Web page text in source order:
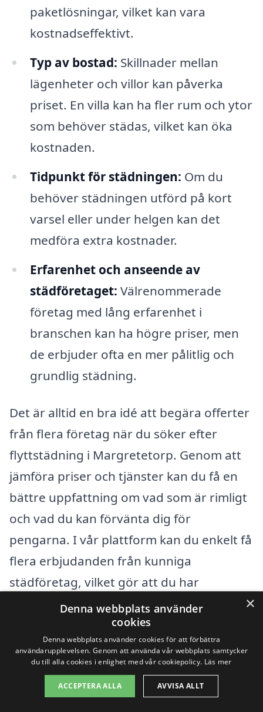
paketlösningar, vilket kan vara
kostnadseffektivt.
Typ av bostad: Skillnader mellan
lägenheter och villor kan påverka
priset. En villa kan ha fler rum och ytor
som behöver städas, vilket kan öka
kostnaden.
Tidpunkt för städningen: Om du
behöver städningen utförd på kort
varsel eller under helgen kan det
medföra extra kostnader.
Erfarenhet och anseende av
städföretaget: Välrenommerade
företag med lång erfarenhet i
branschen kan ha högre priser, men
de erbjuder ofta en mer pålitlig och
grundlig städning.
Det är alltid en bra idé att begära offerter
från flera företag när du söker efter
flyttstädning i Margretetorp. Genom att
jämföra priser och tjänster kan du få en
bättre uppfattning om vad som är rimligt
och vad du kan förvänta dig för
pengarna. I vår plattform kan du enkelt få
flera erbjudanden från kunniga
städföretag, vilket gör att du har
möjlighet att hitta det bästa alternativet
för just dina behov.
När du får erbjudanden, var inte rädd för
att ställa frågor om vad som ingår i priset
×
Denna webbplats använder
cookies
Denna webbplats använder cookies för att förbättra
användarupplevelsen. Genom att använda vår webbplats samtycker
du till alla cookies i enlighet med vår cookiepolicy. Läs mer
ACCEPTERA ALLA AVVISA ALLT